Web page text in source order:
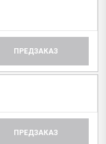
ПРЕДЗАКАЗ
ПРЕДЗАКАЗ